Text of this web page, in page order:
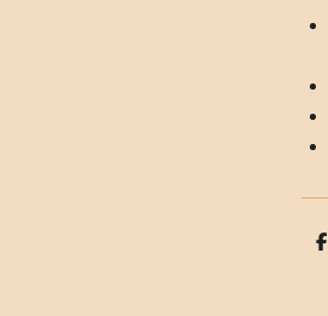
D